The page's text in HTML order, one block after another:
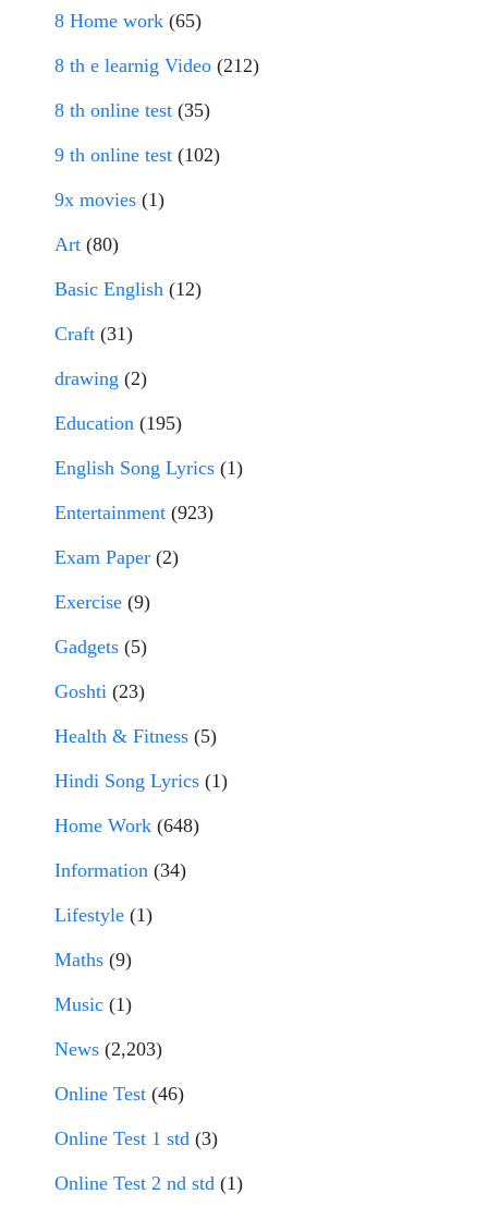
8 Home work (65)
8 th e learnig Video (212)
8 th online test (35)
9 th online test (102)
9x movies (1)
Art (80)
Basic English (12)
Craft (31)
drawing (2)
Education (195)
English Song Lyrics (1)
Entertainment (923)
Exam Paper (2)
Exercise (9)
Gadgets (5)
Goshti (23)
Health & Fitness (5)
Hindi Song Lyrics (1)
Home Work (648)
Information (34)
Lifestyle (1)
Maths (9)
Music (1)
News (2,203)
Online Test (46)
Online Test 1 std (3)
Online Test 2 nd std (1)